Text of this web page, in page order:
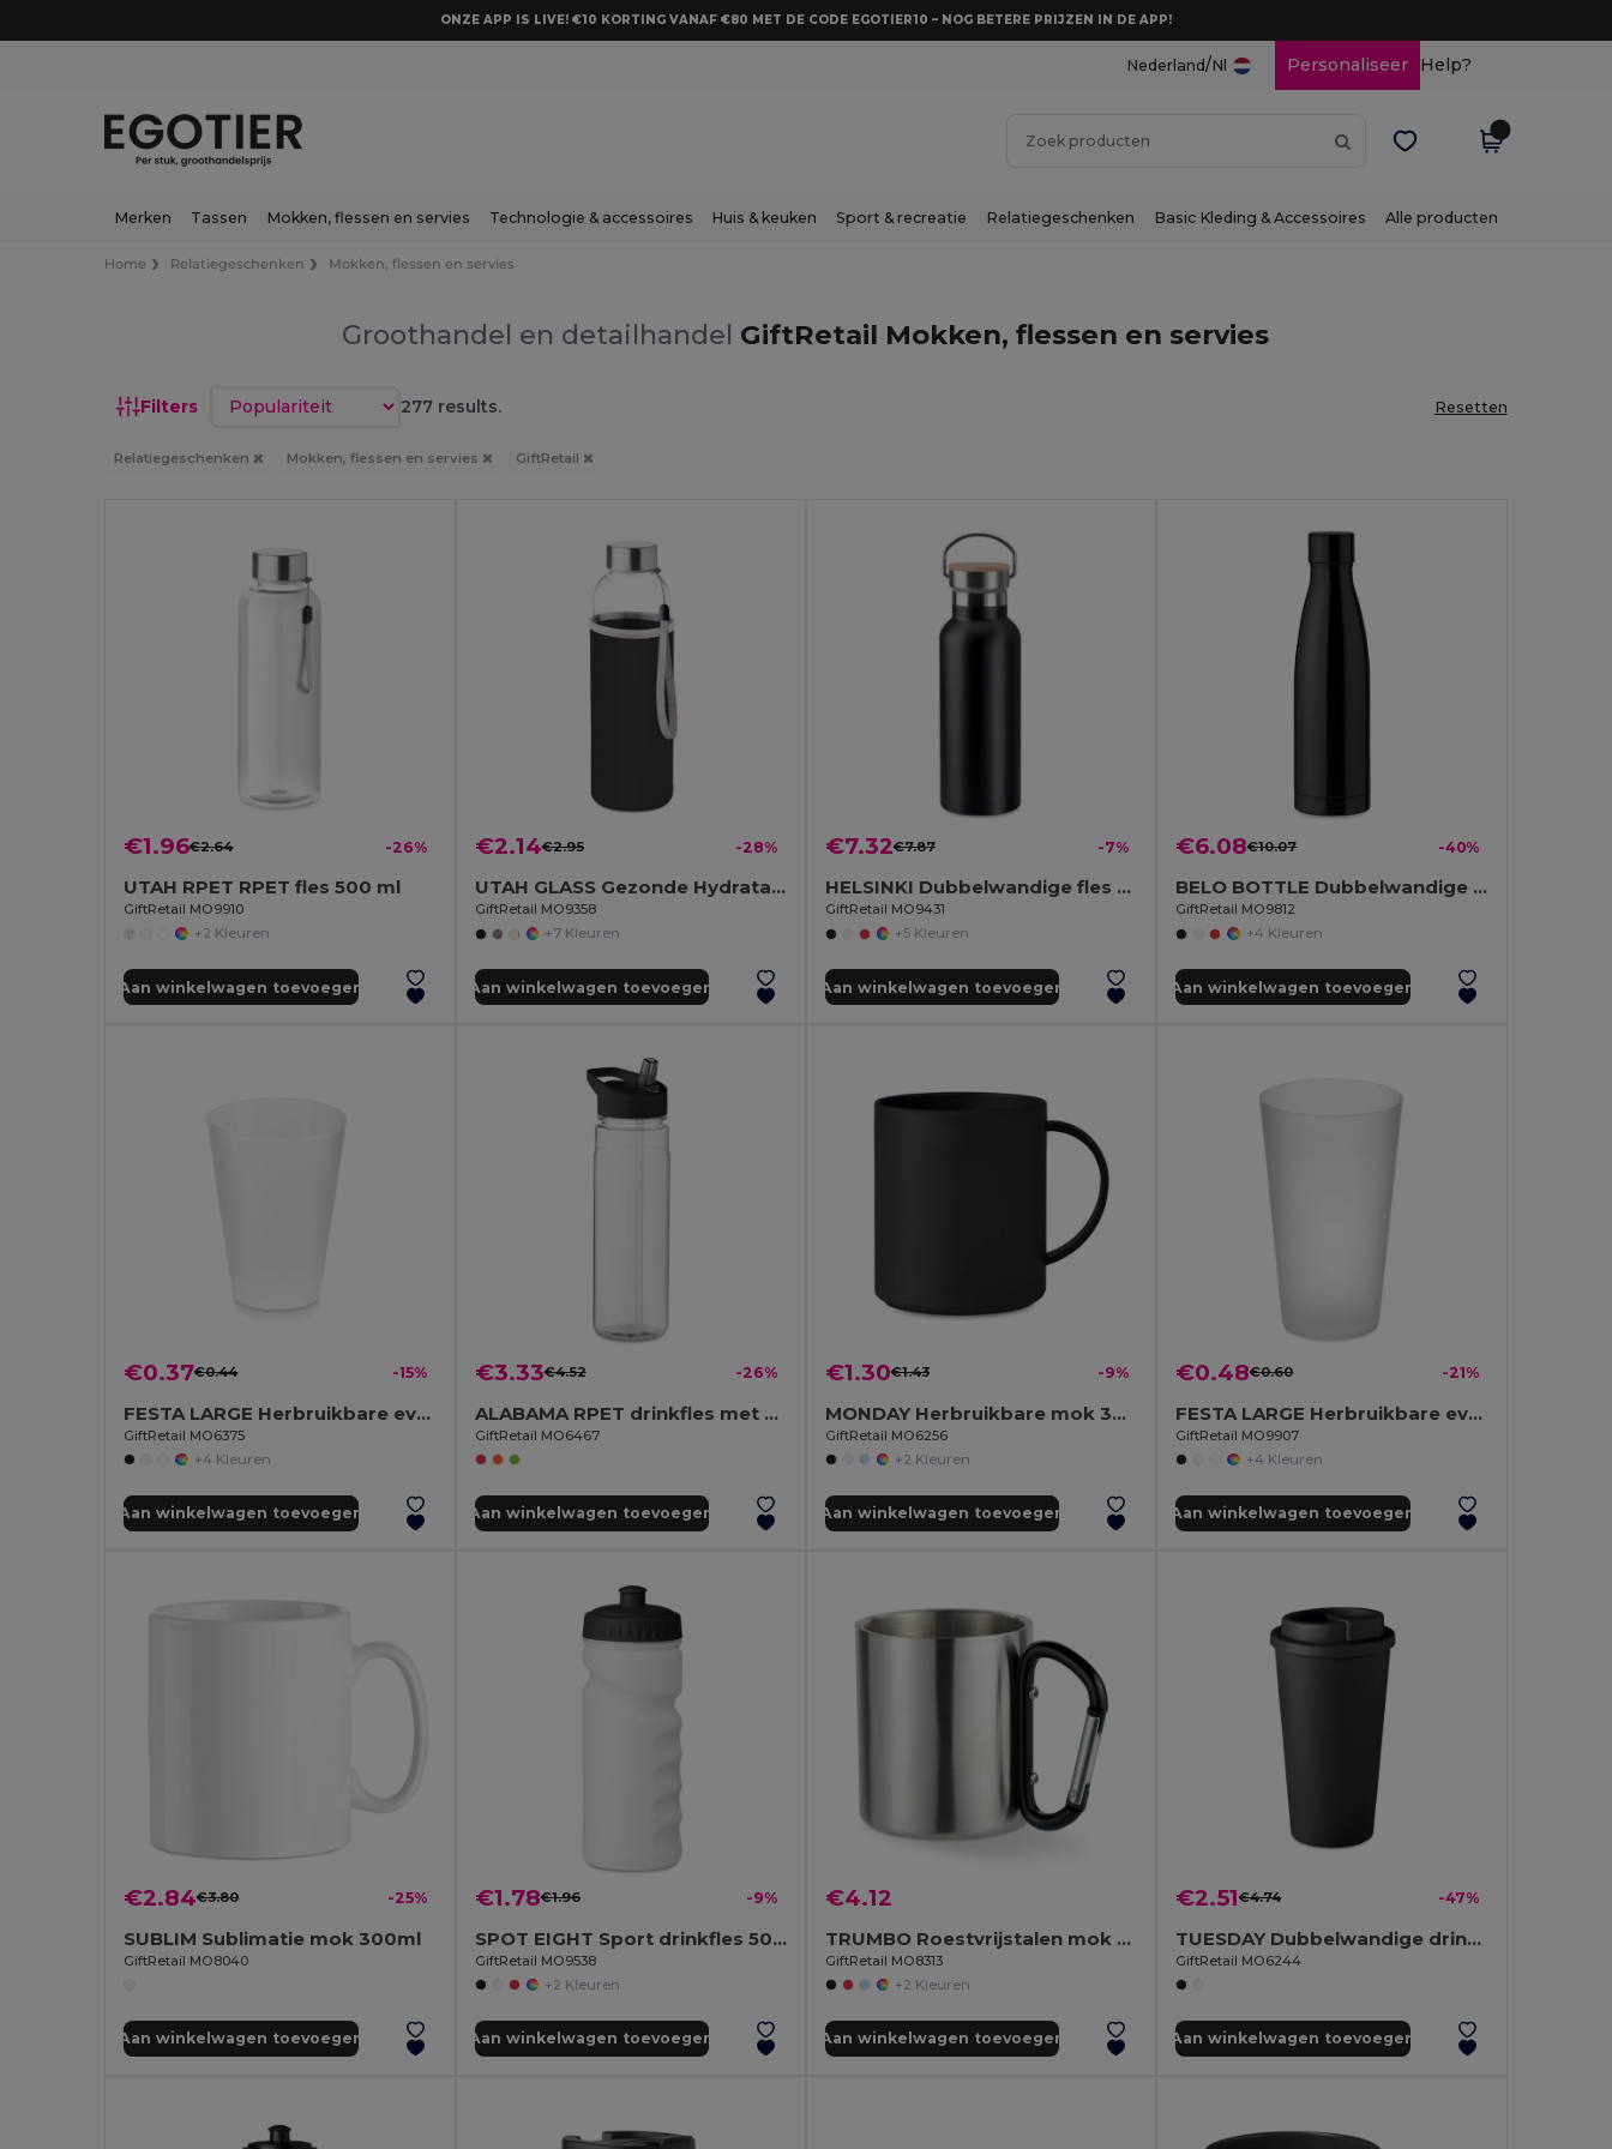
ONZE APP IS LIVE! €10 KORTING VANAF €80 MET DE CODE EGOTIER10 – NOG BETERE PRIJZEN IN DE APP!
Nederland/Nl Personaliseer Help?
Merken Tassen Mokken, flessen en servies Technologie & accessoires Huis & keuken Sport & recreatie Relatiegeschenken Basic Kleding & Accessoires Alle producten
Home Relatiegeschenken Mokken, flessen en servies
Groothandel en detailhandel GiftRetail Mokken, flessen en servies
Filters Sorteren op 277 results. Resetten
Relatiegeschenken Mokken, flessen en servies GiftRetail
€1.96€2.64 -26%
UTAH RPET RPET fles 500 ml
GiftRetail MO9910
+2 Kleuren
Aan winkelwagen toevoegen
€2.14€2.95 -28%
UTAH GLASS Gezonde Hydratatie Glazen Fles 500ml
GiftRetail MO9358
+7 Kleuren
Aan winkelwagen toevoegen
€7.32€7.87 -7%
HELSINKI Dubbelwandige fles 500ml
GiftRetail MO9431
+5 Kleuren
Aan winkelwagen toevoegen
€6.08€10.07 -40%
BELO BOTTLE Dubbelwandige drinkfles 500 ml
GiftRetail MO9812
+4 Kleuren
Aan winkelwagen toevoegen
€0.37€0.44 -15%
FESTA LARGE Herbruikbare event beker 300ml
GiftRetail MO6375
+4 Kleuren
Aan winkelwagen toevoegen
€3.33€4.52 -26%
ALABAMA RPET drinkfles met fliptop
GiftRetail MO6467
Aan winkelwagen toevoegen
€1.30€1.43 -9%
MONDAY Herbruikbare mok 300 ml
GiftRetail MO6256
+2 Kleuren
Aan winkelwagen toevoegen
€0.48€0.60 -21%
FESTA LARGE Herbruikbare event beker 500ml
GiftRetail MO9907
+4 Kleuren
Aan winkelwagen toevoegen
€2.84€3.80 -25%
SUBLIM Sublimatie mok 300ml
GiftRetail MO8040
Aan winkelwagen toevoegen
€1.78€1.96 -9%
SPOT EIGHT Sport drinkfles 500 ml
GiftRetail MO9538
+2 Kleuren
Aan winkelwagen toevoegen
€4.12
TRUMBO Roestvrijstalen mok met karabijnhaak
GiftRetail MO8313
+2 Kleuren
Aan winkelwagen toevoegen
€2.51€4.74 -47%
TUESDAY Dubbelwandige drinkbeker 475 ml
GiftRetail MO6244
Aan winkelwagen toevoegen